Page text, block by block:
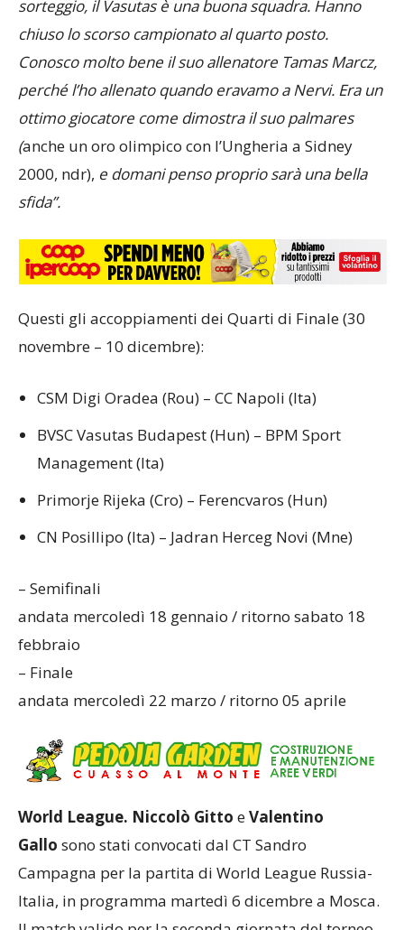
sorteggio, il Vasutas è una buona squadra. Hanno
chiuso lo scorso campionato al quarto posto.
Conosco molto bene il suo allenatore TamasMarcz,
perché l’ho allenato quando eravamo a Nervi. Era un
ottimo giocatore come dimostra il suo palmares
(anche un oro olimpico con l’Ungheria a Sidney
2000, ndr), e domani penso proprio sarà una bella
sfida”.
Questi gli accoppiamenti dei Quarti di Finale (30
novembre – 10 dicembre):
CSM Digi Oradea (Rou) – CC Napoli (Ita)
BVSC Vasutas Budapest (Hun) – BPM Sport
Management (Ita)
Primorje Rijeka (Cro) – Ferencvaros (Hun)
CN Posillipo (Ita) – Jadran Herceg Novi (Mne)
– Semifinali
andata mercoledì 18 gennaio / ritorno sabato 18
febbraio
– Finale
andata mercoledì 22 marzo / ritorno 05 aprile
World League. Niccolò Gitto eValentino
Gallo sono stati convocati dal CT Sandro
Campagna per la partita di World League Russia-
Italia, in programma martedì 6 dicembre a Mosca.